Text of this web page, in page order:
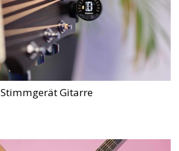
Stimmgerät Gitarre